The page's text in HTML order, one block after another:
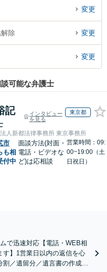
尻市で土日や夜間に発生した口座
予約したい』などでお困りの相談
変更
除 変更
変更
可能な弁護士
記
インタビュー
を見る
東京都
人新都法律事務所 東京事務所
市
も相
付中
面談方法(対面・
電話・ビデオな
ど)は応相談
営業時間：09:
00~19:00（土
日祝日）
で迅速対応【電話・WEB相
】1営業日以内の返信を心
／遺留分／遺言書の作成・